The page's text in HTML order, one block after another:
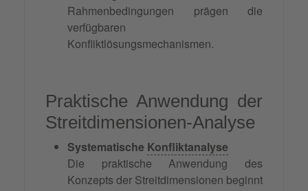
Rahmenbedingungen prägen die
verfügbaren
Konfliktlösungsmechanismen.
Praktische Anwendung der
Streitdimensionen-Analyse
Systematische Konfliktanalyse
Die praktische Anwendung des
Konzepts der Streitdimensionen beginnt